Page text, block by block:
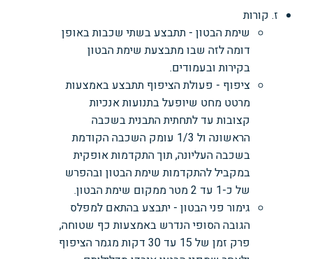
ז. קורות
שימת הבטון - תתבצע בשתי שכבות באופן
דומה לזה שבו מתבצעת שימת הבטון
בקירות ובעמודים.
ציפוף - פעולת הציפוף תתבצע באמצעות
מרטט מחט שיופעל בתנועות אנכיות
קצובות עד לתחתית התבנית בשכבה
הראשונה ול 1/3 עומק השכבה הקודמת
בשכבה העליונה, תוך התקדמות אופקית
במקביל להתקדמות שימת הבטון ובהפרש
של כ-1 עד 2 מטר ממקום שימת הבטון.
גימור פני הבטון - יתבצע בהתאם למפלס
הגובה הסופי הנדרש באמצעות כף שטוחה,
פרק זמן של 15 עד 30 דקות מגמר הציפוף